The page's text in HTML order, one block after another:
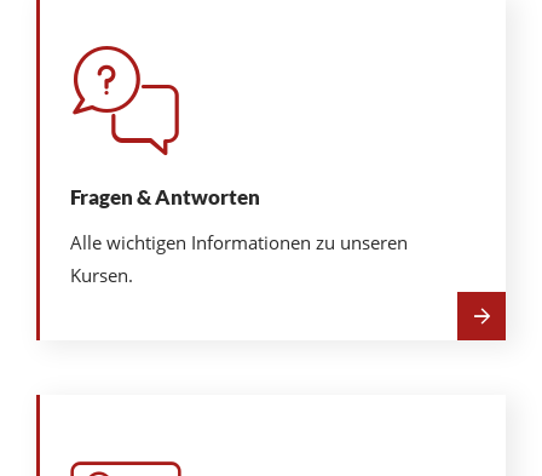
Fragen & Antworten
Alle wichtigen Informationen zu unseren
Kursen.